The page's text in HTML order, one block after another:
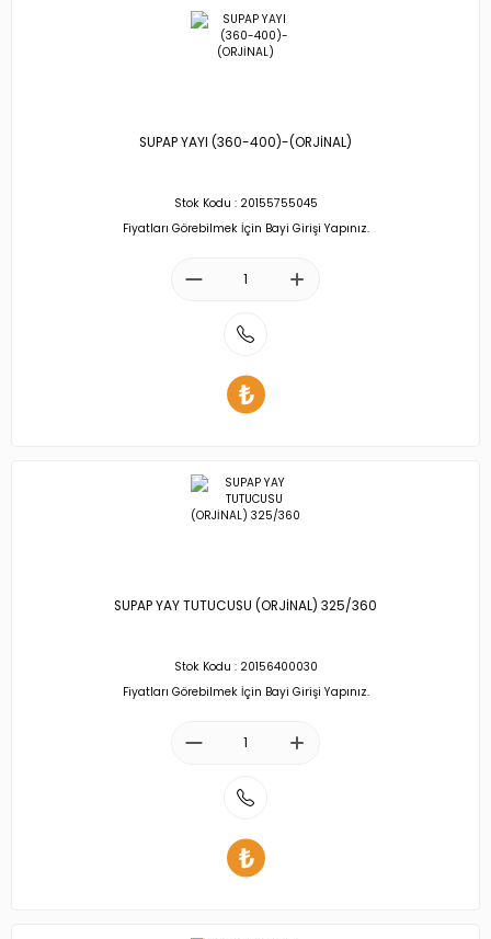
SUPAP YAYI (360-400)-(ORJİNAL)
Stok Kodu : 20155755045
Fiyatları Görebilmek İçin Bayi Girişi Yapınız.
SUPAP YAY TUTUCUSU (ORJİNAL) 325/360
Stok Kodu : 20156400030
Fiyatları Görebilmek İçin Bayi Girişi Yapınız.